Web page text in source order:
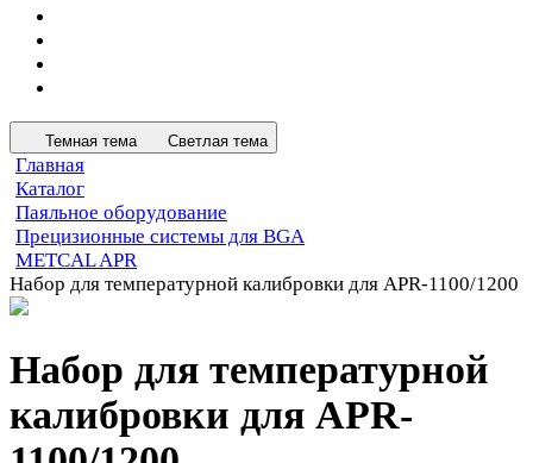
Темная тема Светлая тема
Главная
Каталог
Паяльное оборудование
Прецизионные системы для BGA
METCAL APR
Набор для температурной калибровки для APR-1100/1200
Набор для температурной
калибровки для APR-